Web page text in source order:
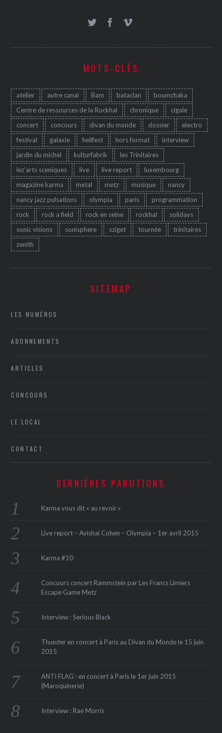
MOTS-CLÉS
atelier autre canal Bam bataclan
boumchaka
Centre de ressources de la Rockhal
chronique
cigale
concert
concours divan du monde dossier
electro
festival
galaxie hellfest hors format
interview
jardin du michel
kulturfabrik
les Trinitaires
lez'arts sceniques
live live report
luxembourg
magazine karma
metal metz musique
nancy
nancy jazz pulsations
olympia paris
programmation
rock
rock a field rock en seine rockhal
solidays
sonic visions
sonisphere sziget tournée
trinitaires
zenith
SITEMAP
LES NUMÉROS
ABONNEMENTS
ARTICLES
CONCOURS
LE LOCAL
CONTACT
DERNIÈRES PARUTIONS
Karma vous dit « au revoir »
Live report – Avishai Cohen – Olympia – 1er avril 2015
Karma #10
Concours concert Rammstein par Les Francs Limiers
Escape Game Metz
Interview : Serious Black
Thunder en concert à Paris au Divan du Monde le 15 juin
2015
ANTI FLAG : en concert à Paris le 1er juin 2015
(Maroquinerie‏)
Interview : Rae Morris